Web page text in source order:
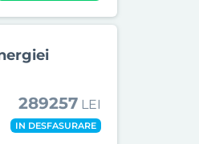
289257 LEI
IN DESFASURARE